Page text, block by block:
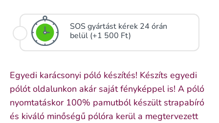
SOS gyártást kérek 24 órán
belül (+1 500 Ft)
Egyedi karácsonyi póló készítés! Készíts egyedi
pólót oldalunkon akár saját fényképpel is! A póló
nyomtatáskor 100% pamutból készült strapabíró
és kiváló minőségű pólóra kerül a megtervezett